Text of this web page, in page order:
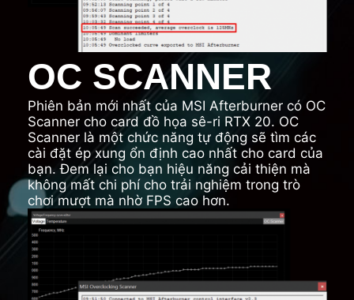
OC SCANNER
Phiên bản mới nhất của MSI Afterburner có OC
Scanner cho card đồ họa sê-ri RTX 20. OC
Scanner là một chức năng tự động sẽ tìm các
cài đặt ép xung ổn định cao nhất cho card của
bạn. Đem lại cho bạn hiệu năng cải thiện mà
không mất chi phí cho trải nghiệm trong trò
chơi mượt mà nhờ FPS cao hơn.